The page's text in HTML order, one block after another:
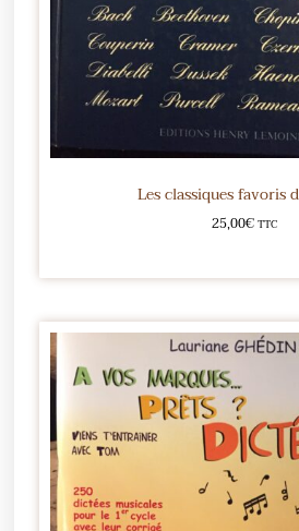
Les classiques favoris
25,00€TTC